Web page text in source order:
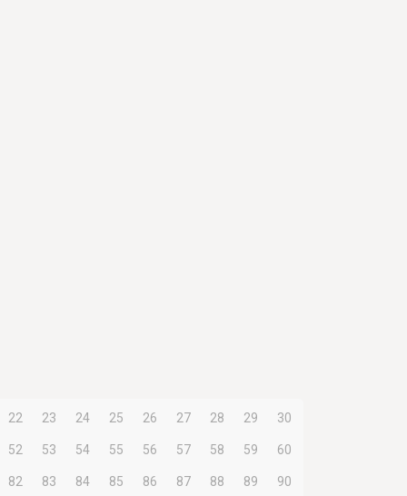
22 23 24 25 26 27 28 29 30
52 53 54 55 56 57 58 59 60
82 83 84 85 86 87 88 89 90